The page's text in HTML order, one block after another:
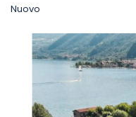
Nuovo